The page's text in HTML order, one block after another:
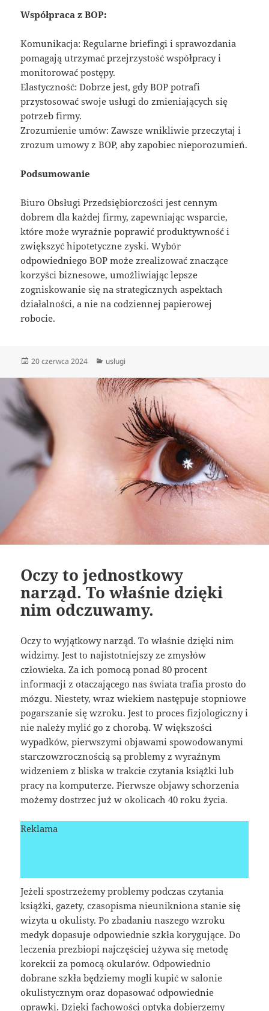
Współpraca z BOP:
Komunikacja: Regularne briefingi i sprawozdania
pomagają utrzymać przejrzystość współpracy i
monitorować postępy.
Elastyczność: Dobrze jest, gdy BOP potrafi
przystosować swoje usługi do zmieniających się
potrzeb firmy.
Zrozumienie umów: Zawsze wnikliwie przeczytaj i
zrozum umowy z BOP, aby zapobiec nieporozumień.
Podsumowanie
Biuro Obsługi Przedsiębiorczości jest cennym
dobrem dla każdej firmy, zapewniając wsparcie,
które może wyraźnie poprawić produktywność i
zwiększyć hipotetyczne zyski. Wybór
odpowiedniego BOP może zrealizować znaczące
korzyści biznesowe, umożliwiając lepsze
zogniskowanie się na strategicznych aspektach
działalności, a nie na codziennej papierowej
robocie.
Data
20 czerwca 2024 Kategorie
usługi
Oczy to jednostkowy
narząd. To właśnie dzięki
nim odczuwamy.
Oczy to wyjątkowy narząd. To właśnie dzięki nim
widzimy. Jest to najistotniejszy ze zmysłów
człowieka. Za ich pomocą ponad 80 procent
informacji z otaczającego nas świata trafia prosto do
mózgu. Niestety, wraz wiekiem następuje stopniowe
pogarszanie się wzroku. Jest to proces fizjologiczny i
nie należy mylić go z chorobą. W większości
wypadków, pierwszymi objawami spowodowanymi
starczowzrocznością są problemy z wyraźnym
widzeniem z bliska w trakcie czytania książki lub
pracy na komputerze. Pierwsze objawy schorzenia
możemy dostrzec już w okolicach 40 roku życia.
Reklama
Jeżeli spostrzeżemy problemy podczas czytania
książki, gazety, czasopisma nieunikniona stanie się
wizyta u okulisty. Po zbadaniu naszego wzroku
medyk dopasuje odpowiednie szkła korygujące. Do
leczenia prezbiopi najczęściej używa się metodę
korekcii za pomocą okularów. Odpowiednio
dobrane szkła będziemy mogli kupić w salonie
okulistycznym oraz dopasować odpowiednie
oprawki. Dzięki fachowości optyka dobierzemy